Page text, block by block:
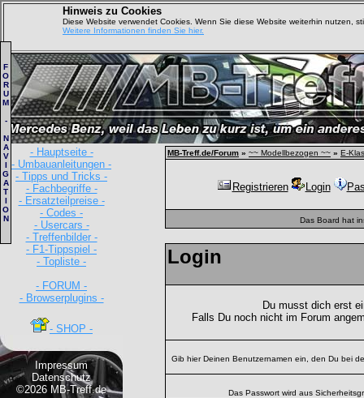
Hinweis zu Cookies
Diese Website verwendet Cookies. Wenn Sie diese Website weiterhin nutzen,
Weitere Informationen finden Sie hier.
- Hauptseite -
- Umbauanleitungen -
- Tipps und Tricks -
- Fachbegriffe -
- Ersatzteilpreise -
- Codes -
- Usercars -
- Treffenbilder -
- F1-Tippspiel -
- Topliste -
- FORUM -
- Browserplugins -
- SHOP -
Impressum
Datenschutz
©2026 MB-Treff.de
F
O
R
U
M
-
N
A
V
I
G
A
T
I
O
N
MB-Treff.de/Forum » ~~ Modellbezogen ~~ » E-
Registrieren Login
Das Board hat
Login
Du musst dich erst
Falls Du noch nicht im Forum
Gib hier Deinen Benutzernamen ein, den Du bei
Das Passwort wird aus